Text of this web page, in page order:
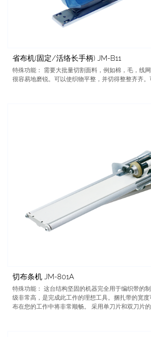
省布机(固定/活络长手柄) JM-B11
特殊功能： 需要大批量切割面料，例如棉，毛，线
很容易地磨锐。可以使织物平整，并切得整整齐齐。
切布条机 JM-801A
特殊功能： 这台结构坚固的机器完全用于编织带的
级非常高，是完成此工作的理想工具。捆扎带的宽
布在您的工作中将非常顺畅。 采用单刀片和双刀片的